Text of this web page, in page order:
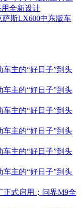
全新设计
萨斯LX600中东版车
主的“好日子”到头
主的“好日子”到头
主的“好日子”到头
主的“好日子”到头
主的“好日子”到头
主的“好日子”到头
正式启用；问界M9全